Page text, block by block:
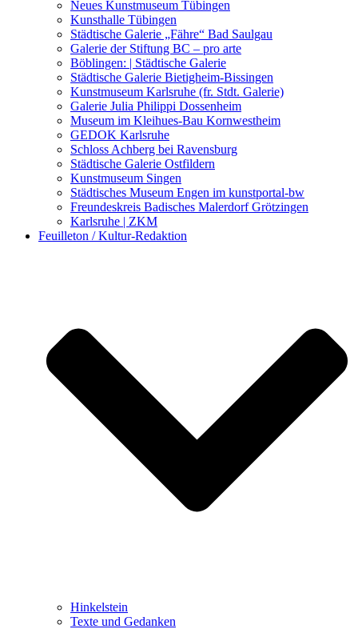
Kunstwettbewerbe, Ausschreibungen für Künstler
Neues Kunstmuseum Tübingen
Kunsthalle Tübingen
Städtische Galerie „Fähre“ Bad Saulgau
Galerie der Stiftung BC – pro arte
Böblingen: | Städtische Galerie
Städtische Galerie Bietigheim-Bissingen
Kunstmuseum Karlsruhe (fr. Stdt. Galerie)
Galerie Julia Philippi Dossenheim
Museum im Kleihues-Bau Kornwestheim
GEDOK Karlsruhe
Schloss Achberg bei Ravensburg
Städtische Galerie Ostfildern
Kunstmuseum Singen
Städtisches Museum Engen im kunstportal-bw
Freundeskreis Badisches Malerdorf Grötzingen
Karlsruhe | ZKM
Feuilleton / Kultur-Redaktion
Hinkelstein
Texte und Gedanken